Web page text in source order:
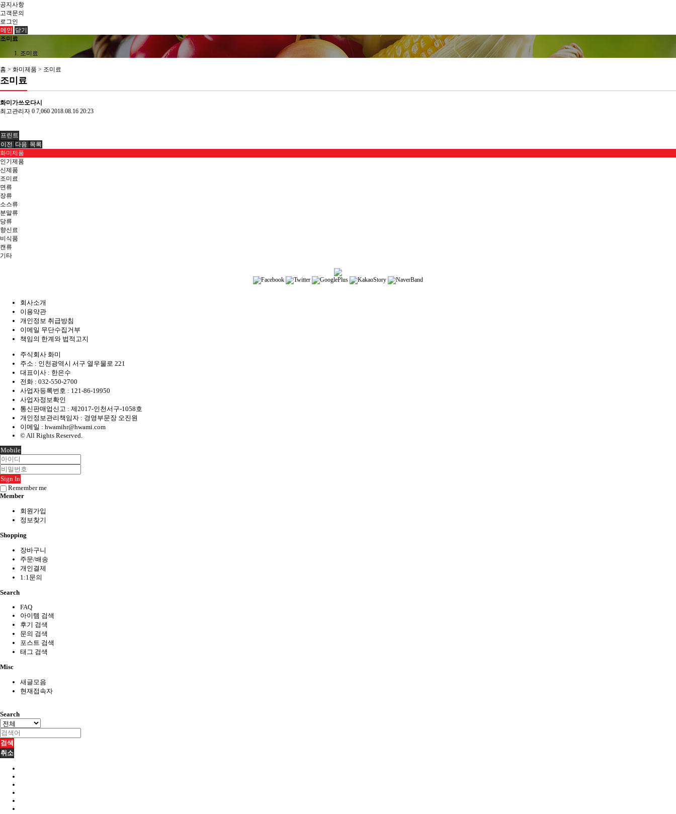
공지사항
고객문의
로그인
메인 닫기
조미료
조미료
홈 > 화미제품 > 조미료
조미료
화미가쓰오다시
최고관리자 0 7,060 2018.08.16 20:23
프린트
이전 다음 목록
화미제품
인기제품
신제품
조미료
면류
장류
소스류
분말류
당류
향신료
비식품
캔류
기타
회사소개
이용약관
개인정보 취급방침
이메일 무단수집거부
책임의 한계와 법적고지
주식회사 화미
주소 : 인천광역시 서구 열우물로 221
대표이사 : 한은수
전화 : 032-550-2700
사업자등록번호 : 121-86-19950
사업자정보확인
통신판매업신고 : 제2017-인천서구-1058호
개인정보관리책임자 : 경영부문장 오진원
이메일 : hwamihr@hwami.com
© All Rights Reserved.
Mobile
Sign In
Remember me
Member
회원가입
정보찾기
Shopping
장바구니
주문/배송
개인결제
1:1문의
Search
FAQ
아이템 검색
후기 검색
문의 검색
포스트 검색
태그 검색
Misc
새글모음
현재접속자
Search
검색
취소